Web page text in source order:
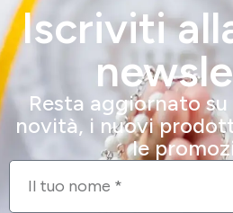
Iscriviti
Resta aggiornato
novità, i nuovi
le